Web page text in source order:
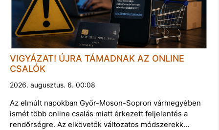
VIGYÁZAT! ÚJRA TÁMADNAK AZ ONLINE
CSALÓK
2026. augusztus. 6. 00:08
Az elmúlt napokban Győr-Moson-Sopron vármegyében
ismét több online csalás miatt érkezett feljelentés a
rendőrségre. Az elkövetők változatos módszerekk…